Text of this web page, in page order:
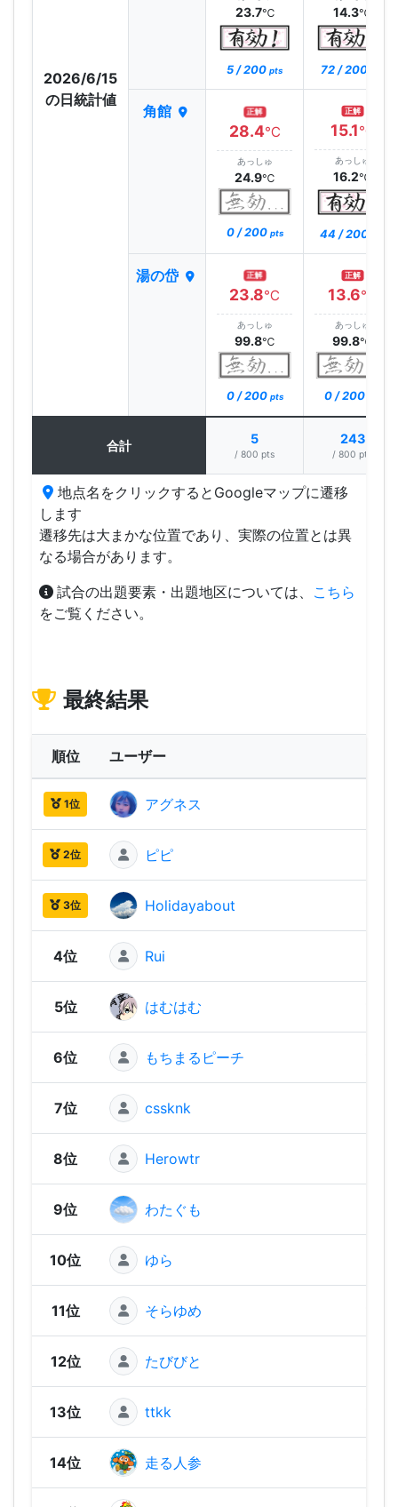
2026/6/15
の日統計値
23.7℃
5 / 200 pts
14.3℃
72 / 200
角館 正解
28.4℃
あっしゅ
24.9℃
0 / 200 pts
正解
15.1℃
あっしゅ
16.2℃
44 / 200
湯の岱 正解
23.8℃
あっしゅ
99.8℃
0 / 200 pts
正解
13.6℃
あっしゅ
99.8℃
0 / 200
合計 5
/ 800 pts
243
/ 800 pts
地点名をクリックするとGoogleマップに遷移
します
遷移先は大まかな位置であり、実際の位置とは異
なる場合があります。
試合の出題要素・出題地区については、 こちら
をご覧ください。
最終結果
順位 ユーザー
1位 アグネス
2位 ピピ
3位 Holidayabout
4位 Rui
5位 はむはむ
6位 もちまるピーチ
7位 cssknk
8位 Herowtr
9位 わたぐも
10位 ゆら
11位 そらゆめ
12位 たびびと
13位 ttkk
14位 走る人参